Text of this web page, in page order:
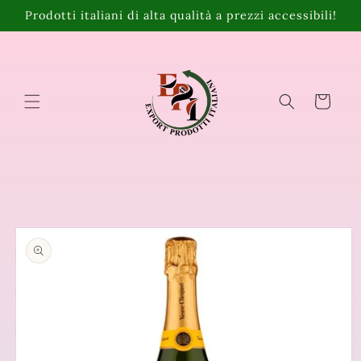
direttamente
ai contenuti
Prodotti italiani di alta qualità a prezzi accessibili!
Carrello
Passa alle
informazioni
sul prodotto